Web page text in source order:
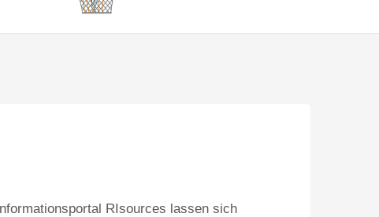
RIsources lassen sich